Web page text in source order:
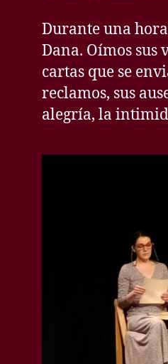
Durante una
Dana. Oímos sus
cartas que se
reclamos, sus
alegría, la